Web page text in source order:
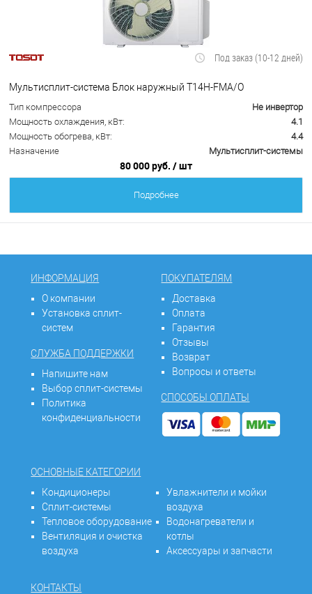
Под заказ (10-12 дней)
Мультисплит-система Блок наружный T14H-FMA/O
Тип компрессора
Не инвертор
Мощность охлаждения, кВт:
4.1
Мощность обогрева, кВт:
4.4
Назначение
Мультисплит-системы
80 000 руб. / шт
Подробнее
ИНФОРМАЦИЯ
О компании
Установка сплит-
систем
СЛУЖБА ПОДДЕРЖКИ
Напишите нам
Выбор сплит-системы
Политика
конфиденциальности
ПОКУПАТЕЛЯМ
Доставка
Оплата
Гарантия
Отзывы
Возврат
Вопросы и ответы
СПОСОБЫ ОПЛАТЫ
ОСНОВНЫЕ КАТЕГОРИИ
Кондиционеры
Сплит-системы
Тепловое оборудование
Вентиляция и очистка
воздуха
Увлажнители и мойки
воздуха
Водонагреватели и
котлы
Аксессуары и запчасти
КОНТАКТЫ